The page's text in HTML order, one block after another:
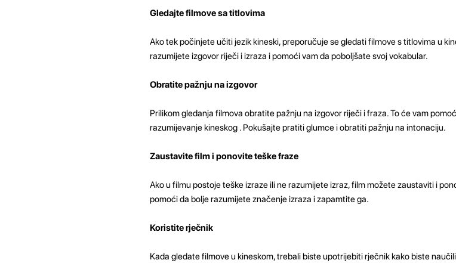
Gledajte filmove sa titlovima
Ako tek počinjete učiti jezik kineski, preporučuje se gledati filmove s titlovima u
razumijete izgovor riječi i izraza i pomoći vam da poboljšate svoj vokabular.
Obratite pažnju na izgovor
Prilikom gledanja filmova obratite pažnju na izgovor riječi i fraza. To će vam
razumijevanje kineskog . Pokušajte pratiti glumce i obratiti pažnju na intonaciju.
Zaustavite film i ponovite teške fraze
Ako u filmu postoje teške izraze ili ne razumijete izraz, film možete zaustaviti i
pomoći da bolje razumijete značenje izraza i zapamtite ga.
Koristite rječnik
Kada gledate filmove u kineskom, trebali biste upotrijebiti rječnik kako biste